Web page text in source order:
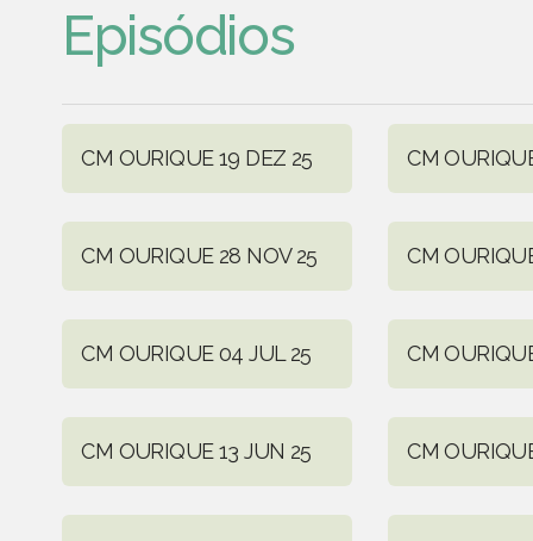
Episódios
CM OURIQUE 19 DEZ 25 CM
CM OURIQUE 28 NOV 25 CM
CM OURIQUE 04 JUL 25 CM
CM OURIQUE 13 JUN 25 CM